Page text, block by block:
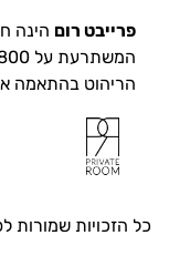
פרייבט רום הינה
הריהוט בהתאמה
כל הזכויות שמורות